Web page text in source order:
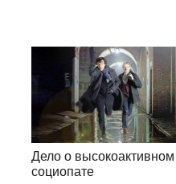
Дело о высокоактивном
социопате